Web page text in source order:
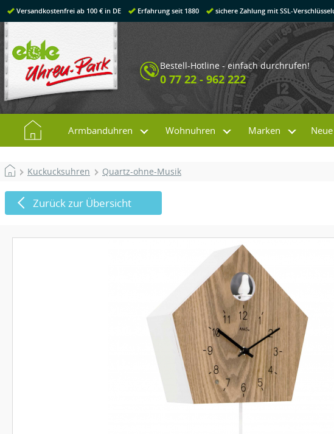
Versandkostenfrei ab 100 € in DE Erfahrung seit 1880 sichere Zahlung mit SSL-
Bestell-Hotline - einfach durchrufen!
0 77 22 - 962 222
Armbanduhren Wohnuhren Marken
Kuckucksuhren Quartz-ohne-Musik
Zurück zur Übersicht